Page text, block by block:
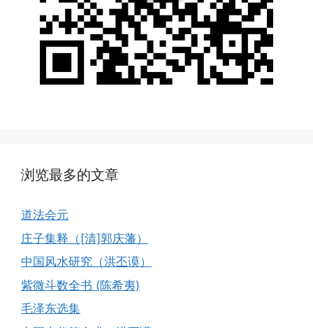
浏览最多的文章
道法会元
庄子集释（[清]郭庆藩）
中国风水研究（洪丕谟）
紫微斗数全书 (陈希夷)
毛泽东选集